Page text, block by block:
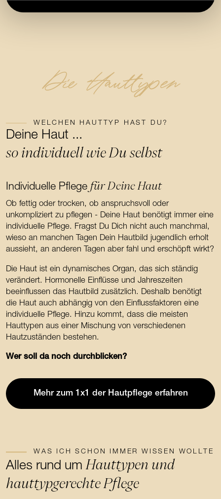
Die Hauttypen
WELCHEN HAUTTYP HAST DU?
Deine Haut ...
so individuell wie Du selbst
Individuelle Pflege für Deine Haut
Ob fettig oder trocken, ob anspruchsvoll oder
unkompliziert zu pflegen - Deine Haut benötigt immer eine
individuelle Pflege. Fragst Du Dich nicht auch manchmal,
wieso an manchen Tagen Dein Hautbild jugendlich erholt
aussieht, an anderen Tagen aber fahl und erschöpft wirkt?
Die Haut ist ein dynamisches Organ, das sich ständig
verändert. Hormonelle Einflüsse und Jahreszeiten
beeinflussen das Hautbild zusätzlich. Deshalb benötigt
die Haut auch abhängig von den Einflussfaktoren eine
individuelle Pflege. Hinzu kommt, dass die meisten
Hauttypen aus einer Mischung von verschiedenen
Hautzuständen bestehen.
Wer soll da noch durchblicken?
Mehr zum 1x1 der Hautpflege erfahren
WAS ICH SCHON IMMER WISSEN WOLLTE
Alles rund umHauttypen und
hauttypgerechte Pflege